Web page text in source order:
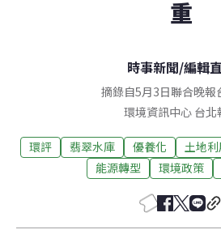
重
時事新聞/編輯
摘錄自5月3日聯合晚報
環境資訊中心 台北
環評 翡翠水庫 優養化 土地利
能源轉型
環境政策